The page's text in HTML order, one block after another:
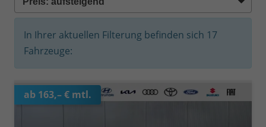
In Ihrer aktuellen Filterung befinden sich 17
Fahrzeuge:
ab 163,– € mtl.